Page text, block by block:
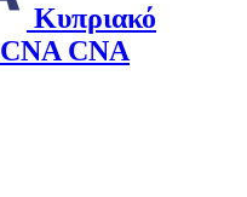
Κυπριακό
CNA CNA